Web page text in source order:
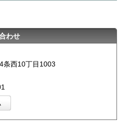
わせ
条西10丁目1003